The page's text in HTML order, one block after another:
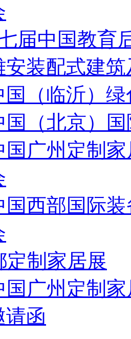
届中国教育
安装配式建
国（临沂）
国（北京）
国广州定制
国西部国际
定制家居展
国广州定制
请函